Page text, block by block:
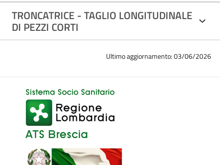
TRONCATRICE - TAGLIO LONGITUDINALE
DI PEZZI CORTI
Ultimo aggiornamento: 03/06/2026